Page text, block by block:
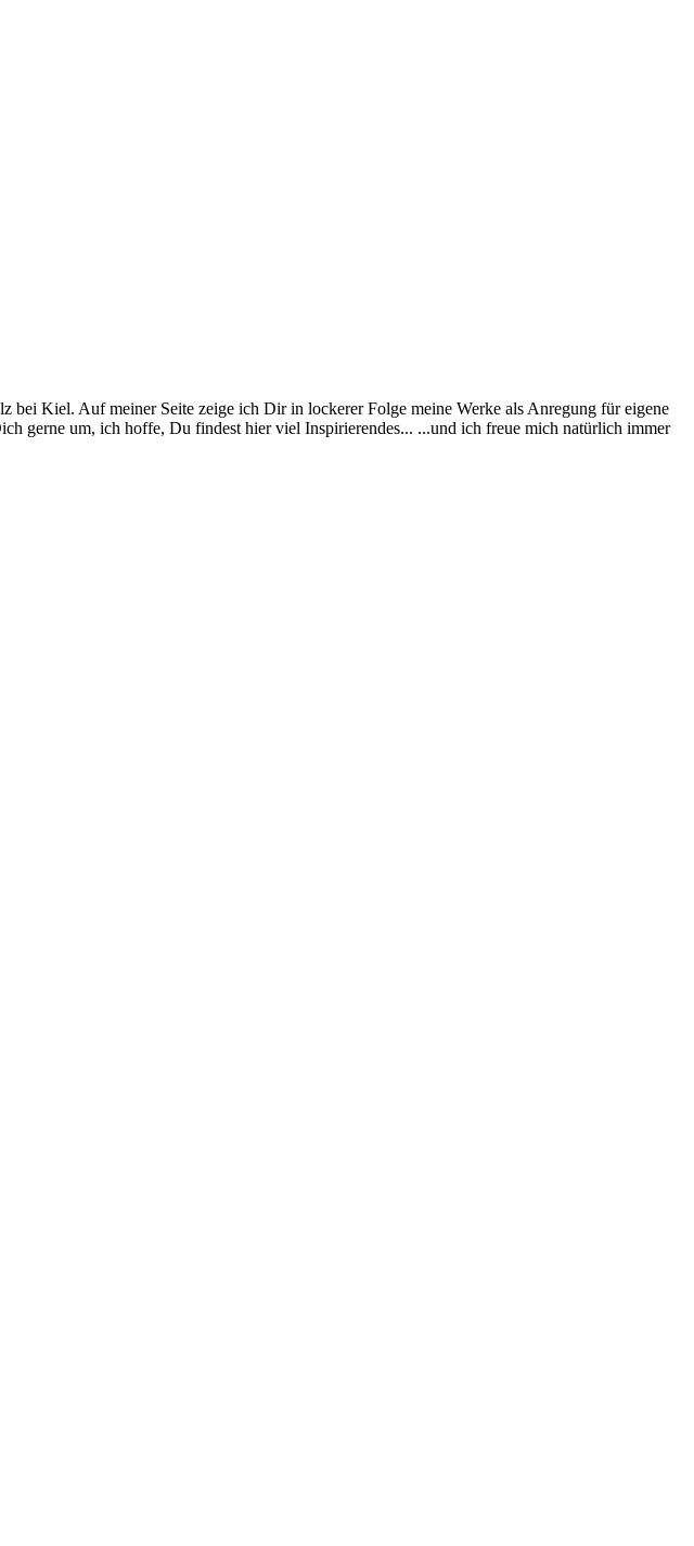
Kiel. Auf meiner Seite zeige ich Dir in lockerer Folge meine Werke als Anregung für eigene
gerne um, ich hoffe, Du findest hier viel Inspirierendes... ...und ich freue mich natürlich immer